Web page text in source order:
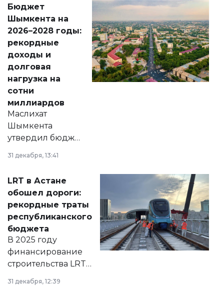
народу
Венесуэлы.
Бюджет
Шымкента на
2026–2028 годы:
рекордные
доходы и
долговая
нагрузка на
сотни
миллиардов
Маслихат
Шымкента
утвердил бюджет
города на 2026–
2028 годы.
документ
появился в базе
нормативных
правовых актов и
на сайте маслихат
города.
31 декабря, 13:41
LRT в Астане
обошел дороги:
рекордные траты
республиканского
бюджета
В 2025 году
финансирование
строительства LRT
в Астане из
республиканского
31 декабря, 12:39